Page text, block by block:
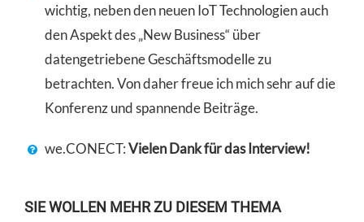
wichtig, neben den neuen IoT Technologien auch
den Aspekt des „New Business“ über
datengetriebene Geschäftsmodelle zu
betrachten. Von daher freue ich mich sehr auf die
Konferenz und spannende Beiträge.
we.CONECT:Vielen Dank für das Interview!
SIE WOLLEN MEHR ZU DIESEM THEMA